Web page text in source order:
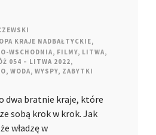
KRAJE NADBAŁTYCKIE,
WSCHODNIA, FILMY, LITWA,
054 – LITWA 2022,
, WODA, WYSPY, ZABYTKI
dwa bratnie kraje, które
sobą krok w krok. Jak
władzę w